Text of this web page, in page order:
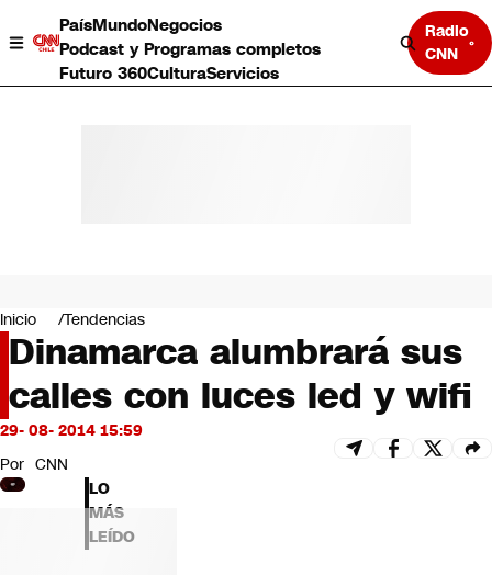
PaísMundoNegocios
Podcast y Programas completos
Futuro 360CulturaServicios
Radio
CNN
Negocios
Deportes
Programas completos
Cultura
Servicios
Bits
CNN Data
CNN tiempo
Futuro 360
Inicio Tendencias
Dinamarca alumbrará sus
calles con luces led y wifi
29- 08- 2014 15:59
Por CNN
LO
MÁS
LEÍDO